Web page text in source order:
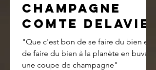
Champagne
comte Delavie
"Que c'est bon de se faire du bien et
de faire du bien à la planète en buvant
une coupe de champagne"